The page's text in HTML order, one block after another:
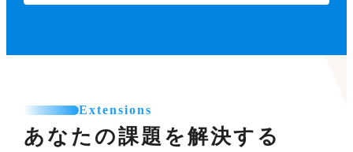
Extensions
あなたの課題を解決する